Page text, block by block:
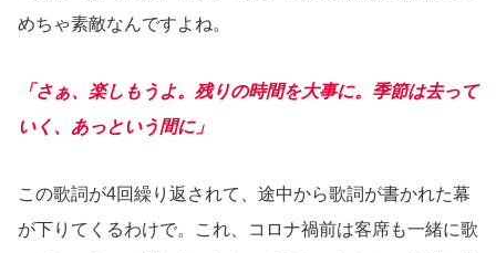
めちゃ素敵なんですよね。
「さぁ、楽しもうよ。残りの時間を大事に。季節は去って
いく、あっという間に」
この歌詞が4回繰り返されて、途中から歌詞が書かれた幕
が下りてくるわけで。これ、コロナ禍前は客席も一緒に歌